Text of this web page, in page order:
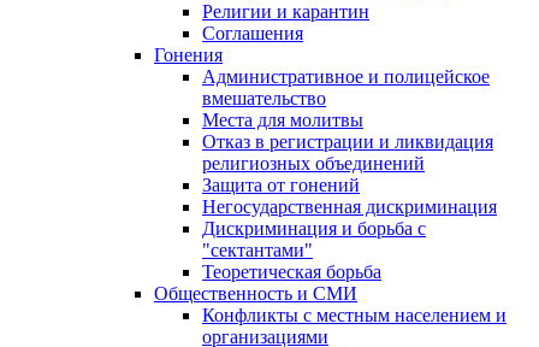
Религии и карантин
Соглашения
Гонения
Административное и полицейское
вмешательство
Места для молитвы
Отказ в регистрации и ликвидация
религиозных объединений
Защита от гонений
Негосударственная дискриминация
Дискриминация и борьба с
"сектантами"
Теоретическая борьба
Общественность и СМИ
Конфликты с местным населением и
организациями